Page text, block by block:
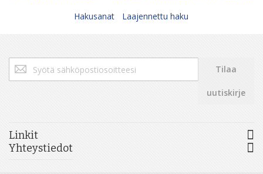
Hakusanat
Laajennettu haku
Tilaa
uutiskirjeemme:
Tilaa
uutiskirje
Linkit
Yhteystiedot